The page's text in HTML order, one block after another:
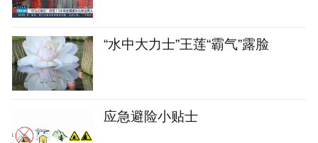
“水中大力士”王莲“霸气”露脸
应急避险小贴士